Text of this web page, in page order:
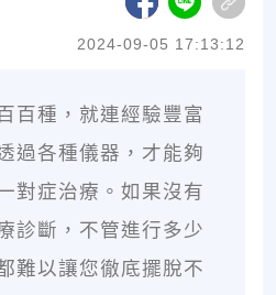
2024-09-05 17:13:12
百種，就連經驗豐富
過各種儀器，才能夠
對症治療。如果沒有
診斷，不管進行多少
難以讓您徹底擺脫不